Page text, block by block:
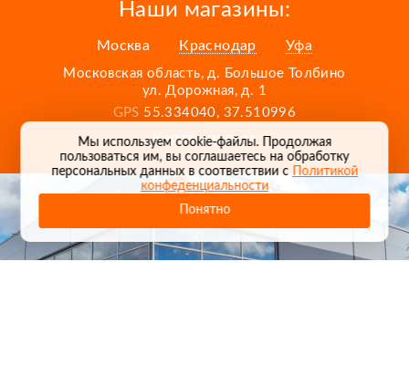
Наши магазины:
Москва Краснодар Уфа
Московская область, д. Большое Толбино
ул. Дорожная, д. 1
GPS 55.334040, 37.510996
Карта проезда
Мы используем cookie-файлы. Продолжая
пользоваться им, вы соглашаетесь на обработку
персональных данных в соответствии сПолитикой
конфеденциальности
Понятно